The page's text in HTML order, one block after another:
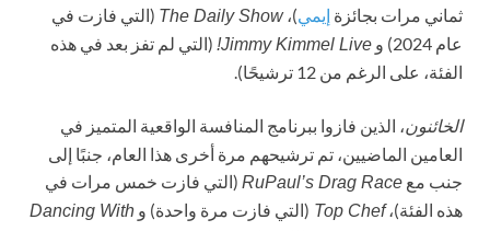
ثماني مرات بجائزة إيمي)،The Daily Show (التي فازت في
عام 2024) و
Jimmy Kimmel Live! (التي لم تفز بعد في هذه
الفئة، على الرغم من 12 ترشيحًا).
الخائنون، الذين فازوا ببرنامج المنافسة الواقعية المتميز في
العامين الماضيين، تم ترشيحهم مرة أخرى هذا العام، جنبًا إلى
جنب مع RuPaul’s Drag Race (التي فازت خمس مرات في
هذه الفئة)،Top Chef (التي فازت مرة واحدة) و Dancing With